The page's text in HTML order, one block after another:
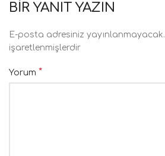
BIR YANIT YAZIN
E-posta adresiniz yayınlanmayacak.
işaretlenmişlerdir
Yorum *